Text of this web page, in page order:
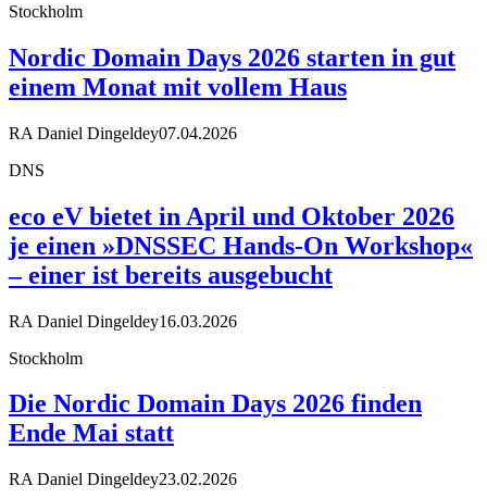
Stockholm
Nordic Domain Days 2026 starten in gut
einem Monat mit vollem Haus
RA Daniel Dingeldey07.04.2026
DNS
eco eV bietet in April und Oktober 2026
je einen »DNSSEC Hands-On Workshop«
– einer ist bereits ausgebucht
RA Daniel Dingeldey16.03.2026
Stockholm
Die Nordic Domain Days 2026 finden
Ende Mai statt
RA Daniel Dingeldey23.02.2026